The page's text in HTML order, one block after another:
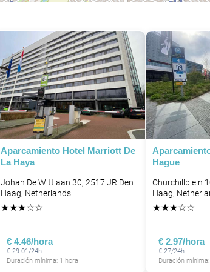
Aparcamiento Hotel Marriott De
La Haya
Johan De Wittlaan 30, 2517 JR Den
Haag, Netherlands
★★★☆☆
€ 4.46/hora
€ 29.01/24h
Duración mínima: 1 hora
Hague
Churchillplein
Haag,
★★★☆☆
€ 2.97/hora
€ 27/24h
Duración